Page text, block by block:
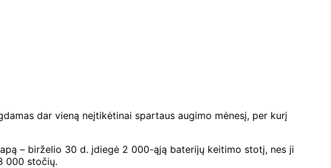
dar vieną neįtikėtinai spartaus augimo mėnesį, per kurį
– birželio 30 d. įdiegė 2 000-ąją baterijų keitimo stotį, nes ji
000 stočių.